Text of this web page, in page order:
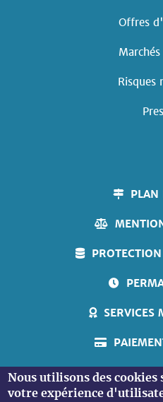
Offres
Risques
PLAN
SERVICES
ACCUEIL
Nous utilisons des
votre expérience